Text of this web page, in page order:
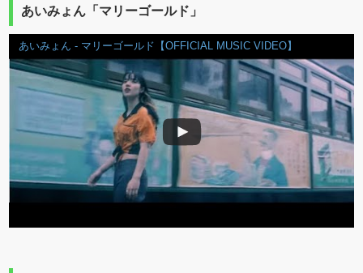
あいみょん「マリーゴールド」
あいみょん - マリーゴールド【OFFICIAL MUSIC VIDEO】